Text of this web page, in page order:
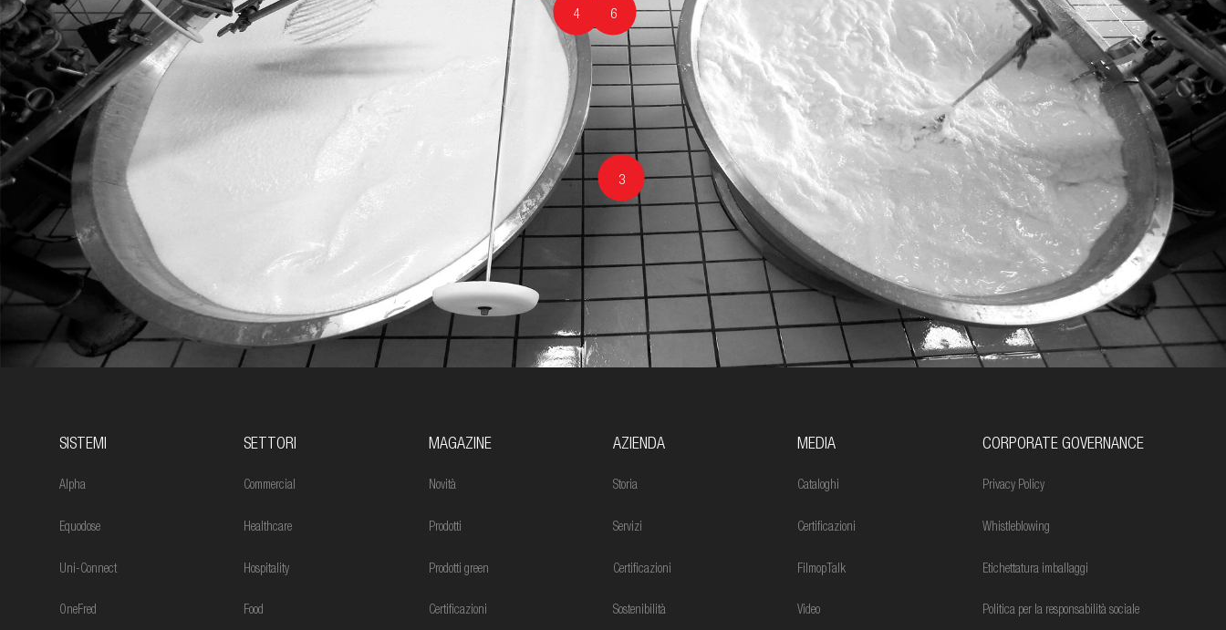
3
4 6
SISTEMI
Alpha
Equodose
Uni-Connect
OneFred
SETTORI
Commercial
Healthcare
Hospitality
Food
MAGAZINE
Novità
Prodotti
Prodotti green
Certificazioni
AZIENDA
Storia
Servizi
Certificazioni
Sostenibilità
MEDIA
Cataloghi
Certificazioni
FilmopTalk
Video
CORPORATE GOVERNANCE
Privacy Policy
Whistleblowing
Etichettatura imballaggi
Politica per la responsabilità sociale